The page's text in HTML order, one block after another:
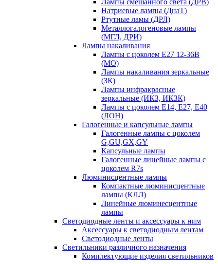
Лампы смешанного света (ДРВ)
Натриевые лампы (ДнаТ)
Ртутные ламы (ДРЛ)
Металлогалогеновые лампы
(МГЛ, ДРИ)
Лампы накаливания
Лампы с цоколем Е27 12-36В
(МО)
Лампы накаливания зеркальные
(ЗК)
Лампы инфракрасные
зеркальные (ИКЗ, ИКЗК)
Лампы с цоколем Е14, Е27, Е40
(ЛОН)
Галогенные и капсульные лампы
Галогенные лампы с цоколем
G,GU,GX,GY
Капсульные лампы
Галогенные линейные лампы с
цоколем R7s
Люминисцентные лампы
Компактные люминисцентные
лампы (КЛЛ)
Линейные люминесцентные
лампы
Светодиодные ленты и аксессуары к ним
Аксессуары к светодиодным лентам
Светодиодные ленты
Светильники различного назначения
Комплектующие изделия светильников